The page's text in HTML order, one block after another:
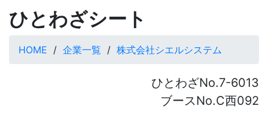
ひとわざシート
HOME 企業一覧 株式会社シエルシステム
ひとわざNo.7-6013
ブースNo.C西092